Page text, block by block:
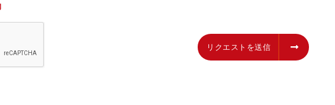
リクエストを送信